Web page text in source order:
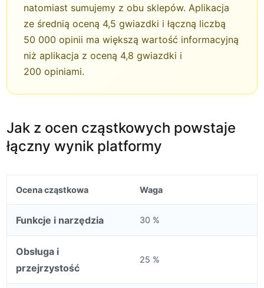
natomiast sumujemy z obu sklepów. Aplikacja
ze średnią oceną 4,5 gwiazdki i łączną liczbą
50 000 opinii ma większą wartość informacyjną
niż aplikacja z oceną 4,8 gwiazdki i
200 opiniami.
Jak z ocen cząstkowych powstaje
łączny wynik platformy
Ocena cząstkowa Waga
Funkcje i narzędzia 30 %
Obsługa i
przejrzystość
25 %